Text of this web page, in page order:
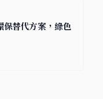
保替代方案，綠色